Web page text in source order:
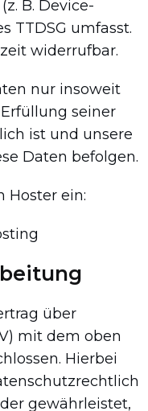
B. Device-
TTDSG umfasst.
widerrufbar.
nur insoweit
seiner
ist und unsere
Daten befolgen.
Hoster ein:
über
mit dem oben
Hierbei
gewährleistet,